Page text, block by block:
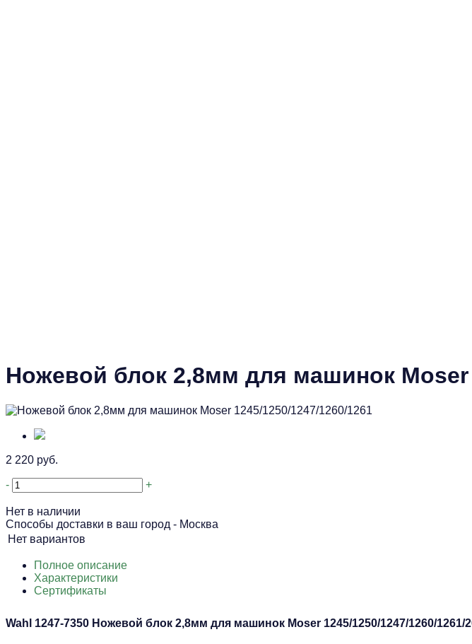
Ножевой блок 2,8мм для машинок Moser
2 220 руб.
- +
Нет в наличии
Способы доставки в ваш город - Москва
Нет вариантов
Полное описание
Характеристики
Сертификаты
Wahl 1247-7350 Ножевой блок 2,8мм для машинок Moser 1245/1250/1247/1260/1261/